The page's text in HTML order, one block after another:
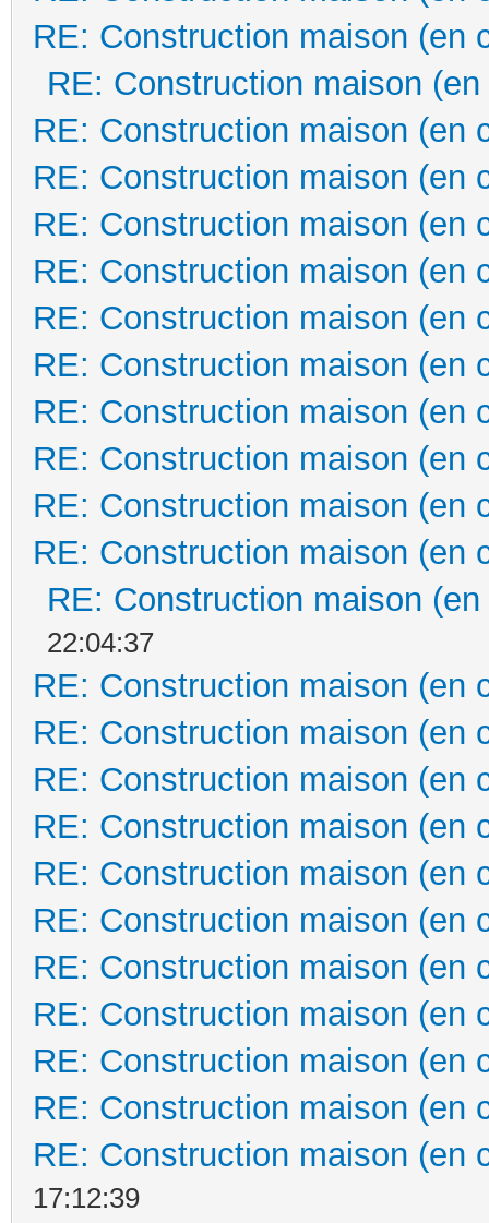
RE: Construction maison (en
RE: Construction maison
RE: Construction maison (en
RE: Construction maison (en
RE: Construction maison (en
RE: Construction maison (en
RE: Construction maison (en
RE: Construction maison (en
RE: Construction maison (en
RE: Construction maison (en
RE: Construction maison (en
RE: Construction maison (en
RE: Construction maison
22:04:37
RE: Construction maison (en
RE: Construction maison (en
RE: Construction maison (en
RE: Construction maison (en
RE: Construction maison (en
RE: Construction maison (en
RE: Construction maison (en
RE: Construction maison (en
RE: Construction maison (en
RE: Construction maison (en
RE: Construction maison (en
17:12:39